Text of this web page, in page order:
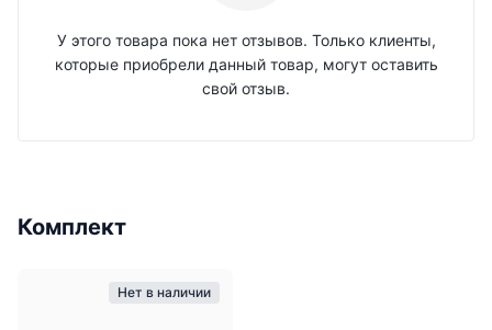
У этого товара пока нет отзывов. Только клиенты,
которые приобрели данный товар, могут оставить
свой отзыв.
Комплект
Нет в наличии